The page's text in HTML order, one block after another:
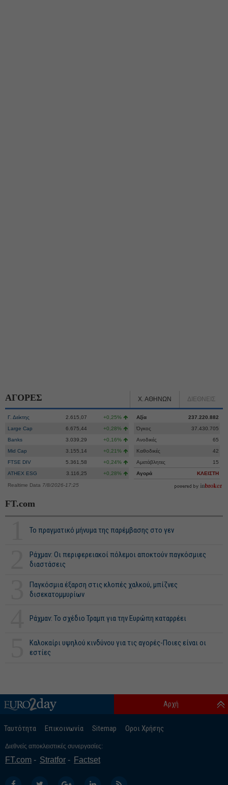
ΑΓΟΡΕΣ Χ. ΑΘΗΝΩΝ ΔΙΕΘΝΕΙΣ
Γ. Δείκτης 2.615,07
+0,25%
Large Cap
6.675,44
+0,28%
Banks
3.039,29
+0,16%
Mid Cap
3.155,14
+0,21%
FTSE DIV
5.361,58
+0,24%
ATHEX ESG
3.116,25 +0,28%
Αξία
237.220.882
Όγκος
37.430.705
Ανοδικές
65
Καθοδικές
42
Αμετάβλητες
15
Αγορά
ΚΛΕΙΣΤΗ
Realtime Data 7/8/2026-17:25
FT.com
Το πραγματικό μήνυμα της παρέμβασης στο γεν
Ράχμαν: Οι περιφερειακοί πόλεμοι αποκτούν παγκόσμιες
διαστάσεις
Παγκόσμια έξαρση στις κλοπές χαλκού, μπίζνες
δισεκατομμυρίων
Ράχμαν: Το σχέδιο Τραμπ για την Ευρώπη καταρρέει
Καλοκαίρι υψηλού κινδύνου για τις αγορές-Ποιες είναι οι
εστίες
Ταυτότητα Επικοινωνία Sitemap Οροι Χρήσης
Αρχή
Διεθνείς αποκλειστικές συνεργασίες:
FT.com Stratfor Factset